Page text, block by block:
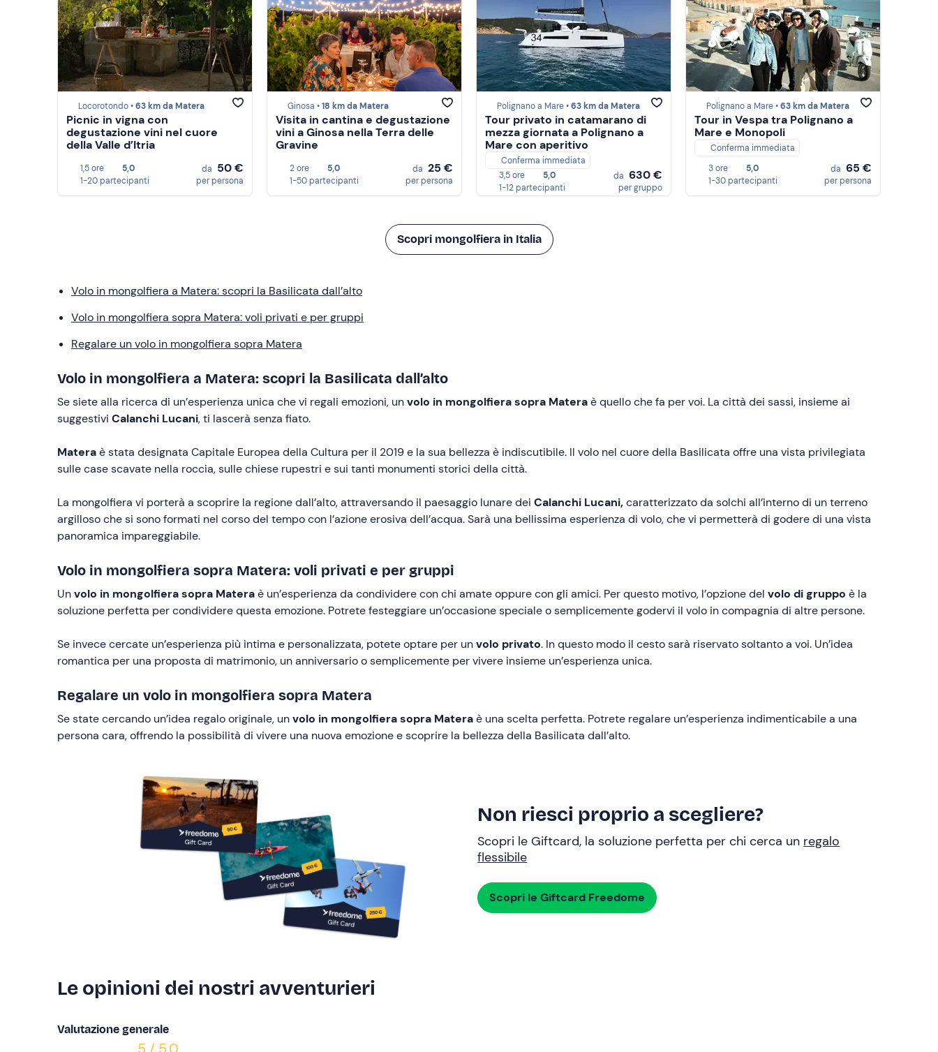
Locorotondo •63 km da Matera
Picnic in vigna con
degustazione vini nel cuore
della Valle d’Itria
1,5 ore
5,0
1-20 partecipanti
da 50 €
per persona
Ginosa •18 km da Matera
Visita in cantina e degustazione
vini a Ginosa nella Terra delle
Gravine
2 ore
5,0
1-50 partecipanti
da 25 €
per persona
Polignano a Mare •63 km da Matera
Tour privato in catamarano di
mezza giornata a Polignano a
Mare con aperitivo
Conferma immediata
3,5 ore
5,0
1-12 partecipanti
da 630 €
per gruppo
Polignano a Mare •63 km da Matera
Tour in Vespa tra Polignano a
Mare e Monopoli
Conferma immediata
3 ore
5,0
1-30 partecipanti
da 65 €
per persona
Scopri mongolfiera in Italia
Volo in mongolfiera a Matera: scopri la Basilicata dall’alto
Volo in mongolfiera sopra Matera: voli privati e per gruppi
Regalare un volo in mongolfiera sopra Matera
Volo in mongolfiera a Matera: scopri la Basilicata dall’alto
Se siete alla ricerca di un’esperienza unica che vi regali emozioni, unvolo in mongolfiera sopra Materaè quello che fa per voi. La città dei sassi, insieme ai
suggestivi Calanchi Lucani, ti lascerà senza fiato.
Materaè stata designata Capitale Europea della Cultura per il 2019 e la sua bellezza è indiscutibile. Il volo nel cuore della Basilicata offre una vista privilegiata
sulle case scavate nella roccia, sulle chiese rupestri e sui tanti monumenti storici della città.
La mongolfiera vi porterà a scoprire la regione dall’alto, attraversando il paesaggio lunare dei Calanchi Lucani,caratterizzato da solchi all’interno di un terreno
argilloso che si sono formati nel corso del tempo con l’azione erosiva dell’acqua. Sarà una bellissima esperienza di volo, che vi permetterà di godere di una vista
panoramica impareggiabile.
Volo in mongolfiera sopra Matera: voli privati e per gruppi
Unvolo in mongolfiera sopra Materaè un’esperienza da condividere con chi amate oppure con gli amici. Per questo motivo, l’opzione del volo di gruppo è la
soluzione perfetta per condividere questa emozione. Potrete festeggiare un’occasione speciale o semplicemente godervi il volo in compagnia di altre persone.
Se invece cercate un’esperienza più intima e personalizzata, potete optare per unvolo privato. In questo modo il cesto sarà riservato soltanto a voi. Un’idea
romantica per una proposta di matrimonio, un anniversario o semplicemente per vivere insieme un’esperienza unica.
Regalare un volo in mongolfiera sopra Matera
Se state cercando un’idea regalo originale, unvolo in mongolfiera sopra Materaè una scelta perfetta. Potrete regalare un’esperienza indimenticabile a una
persona cara, offrendo la possibilità di vivere una nuova emozione e scoprire la bellezza della Basilicata dall’alto.
Non riesci proprio a scegliere?
Scopri le Giftcard, la soluzione perfetta per chi cerca un regalo
flessibile
Scopri le Giftcard Freedome
Le opinioni dei nostri avventurieri
Valutazione generale